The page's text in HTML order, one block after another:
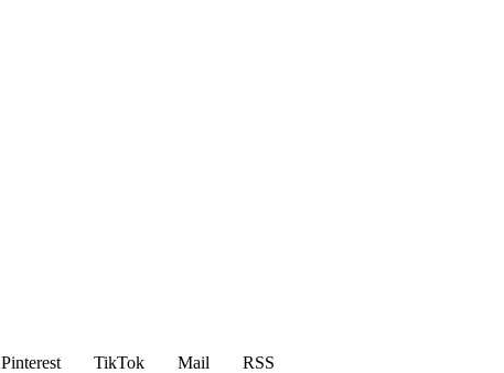
Pinterest TikTok Mail
RSS